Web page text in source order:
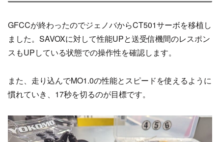
GFCCが終わったのでジェノバからCT501サーボを移植し
ました。SAVOXに対して性能UPと送受信機間のレスポン
スもUPしている状態での操作性を確認します。
また、走り込んでMO1.0の性能とスピードを使えるように
慣れていき、17秒を切るのが目標です。